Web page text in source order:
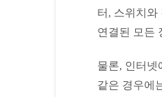
터, 스위치와
연결된 모든
물론, 인터넷
같은 경우에